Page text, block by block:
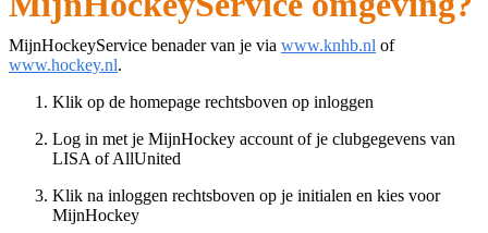
MijnHockeyService benader van je via www.knhb.nl of
www.hockey.nl.
Klik op de homepage rechtsboven op inloggen
Log in met je MijnHockey account of je clubgegevens van
LISA of AllUnited
Klik na inloggen rechtsboven op je initialen en kies voor
MijnHockey